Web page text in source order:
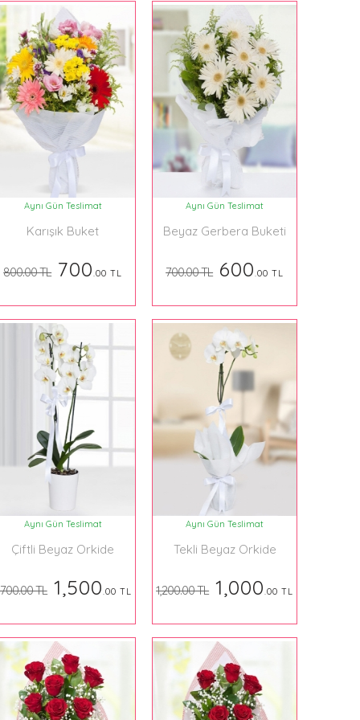
Aynı Gün Teslimat
Karışık Buket
800.00 TL700.00 TL
Aynı Gün Teslimat
Beyaz Gerbera Buketi
700.00 TL 600.00 TL
Aynı Gün Teslimat
Çiftli Beyaz Orkide
TL1,500.00 TL
Aynı Gün Teslimat
Tekli Beyaz Orkide
1,200.00 TL 1,000.00 TL